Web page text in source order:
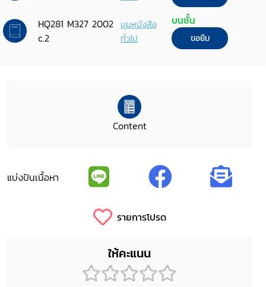
HQ281 M327 2002
c.2
มุมหนังสือ
ทั่วไป
บนชั้น
ขอยืม
Content
แบ่งปันเนื้อหา
รายการโปรด
ให้คะแนน